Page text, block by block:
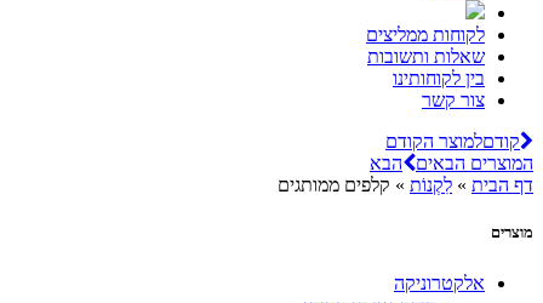
לקוחות ממליצים
שאלות ותשובות
בין לקוחותינו
צור קשר
קודםלמוצר הקודם
המוצרים הבאים
הבא
דף הבית » לִקְנוֹת » קלפים ממותגים
מוצרים
אלקטרוניקה